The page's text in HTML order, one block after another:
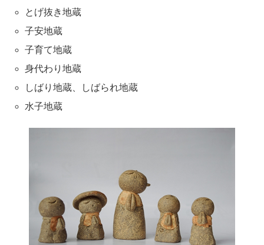
とげ抜き地蔵
子安地蔵
子育て地蔵
身代わり地蔵
しばり地蔵、しばられ地蔵
水子地蔵